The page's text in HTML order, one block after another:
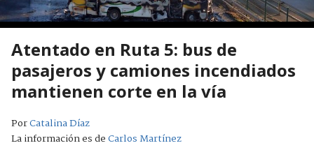
Atentado en Ruta 5: bus de
pasajeros y camiones incendiados
mantienen corte en la vía
PorCatalina Díaz
La información es deCarlos Martínez